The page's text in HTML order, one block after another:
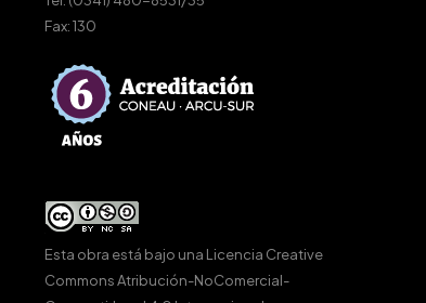
Fax: 130
Esta obra está bajo una Licencia Creative
Commons Atribución-NoComercial-